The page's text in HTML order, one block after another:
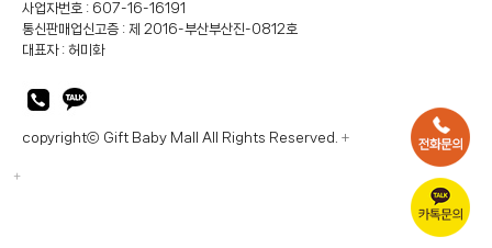
사업자번호 : 607-16-16191
통신판매업신고증 : 제 2016-부산부산진-0812호
대표자 : 허미화
copyrightⓒ Gift Baby Mall All Rights Reserved. +